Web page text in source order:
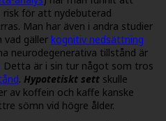
för att nydebuterad
Man har även i andra studier
vad gäller kognitiv nedsättning
neurodegenerativa tillstånd är
Detta är i sin tur något som tros
. Hypotetiskt sett skulle
av koffein och kaffe kanske
sömn vid högre ålder.